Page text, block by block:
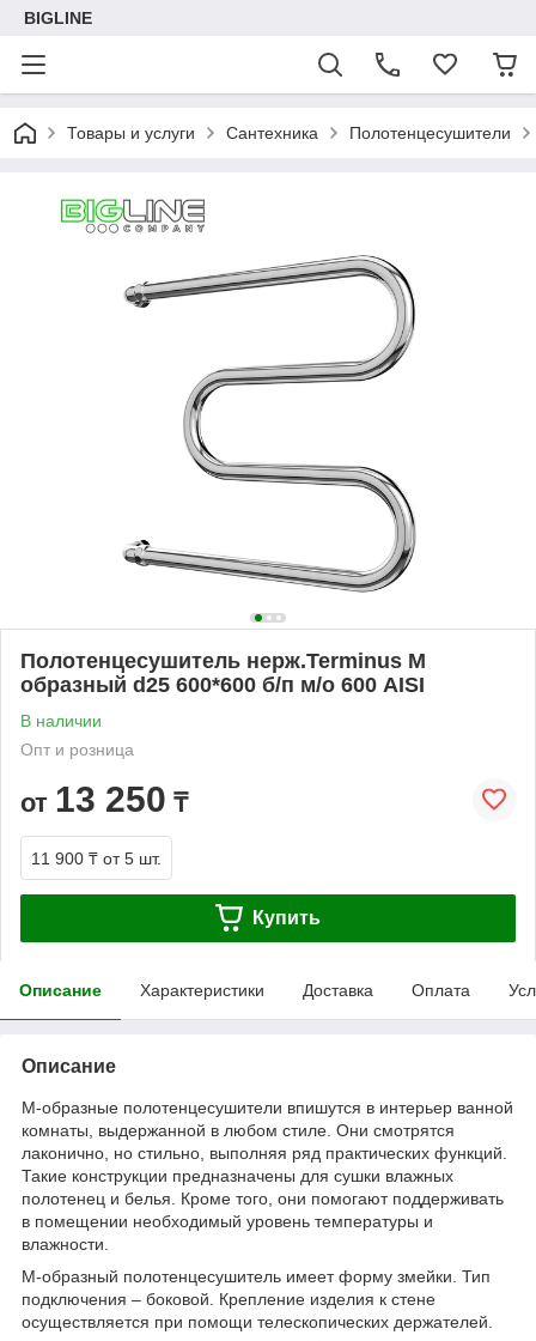
BIGLINE
Товары и услуги Сантехника Полотенцесушители
Полотенцесушитель нерж.Terminus М
образный d25 600*600 б/п м/о 600 AISI
В наличии
Опт и розница
от 13 250 ₸
11 900 ₸ от 5 шт.
Купить
Описание Характеристики Доставка Оплата
Описание
М-образные полотенцесушители впишутся в интерьер ванной
комнаты, выдержанной в любом стиле. Они смотрятся
лаконично, но стильно, выполняя ряд практических функций.
Такие конструкции предназначены для сушки влажных
полотенец и белья. Кроме того, они помогают поддерживать
в помещении необходимый уровень температуры и
влажности.
М-образный полотенцесушитель имеет форму змейки. Тип
подключения – боковой. Крепление изделия к стене
осуществляется при помощи телескопических держателей.